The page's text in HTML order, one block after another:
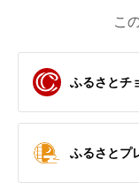
こ
ふるさとチ
ふるさとプ